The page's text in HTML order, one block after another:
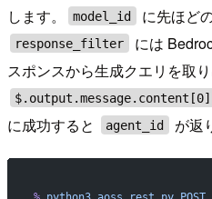
します。
model_id に先ほど
response_filter
には
スポンスから生成クエリを取
に成功すると
agent_id が返